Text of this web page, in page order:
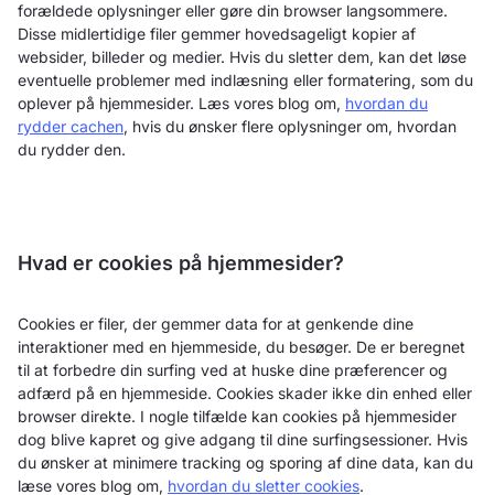
forældede oplysninger eller gøre din browser langsommere.
Disse midlertidige filer gemmer hovedsageligt kopier af
websider, billeder og medier. Hvis du sletter dem, kan det løse
eventuelle problemer med indlæsning eller formatering, som du
oplever på hjemmesider. Læs vores blog om, hvordan du
rydder cachen, hvis du ønsker flere oplysninger om, hvordan
du rydder den.
Hvad er cookies på hjemmesider?
Cookies er filer, der gemmer data for at genkende dine
interaktioner med en hjemmeside, du besøger. De er beregnet
til at forbedre din surfing ved at huske dine præferencer og
adfærd på en hjemmeside. Cookies skader ikke din enhed eller
browser direkte. I nogle tilfælde kan cookies på hjemmesider
dog blive kapret og give adgang til dine surfingsessioner. Hvis
du ønsker at minimere tracking og sporing af dine data, kan du
læse vores blog om, hvordan du sletter cookies.